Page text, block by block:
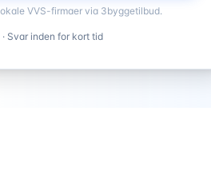
VVS-firmaer via 3byggetilbud.
Svar inden for kort tid